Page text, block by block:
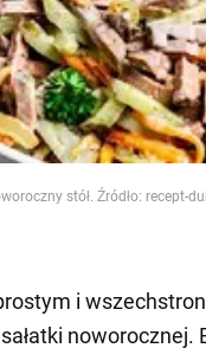
stół. Źródło: recept-
i
noworocznej.